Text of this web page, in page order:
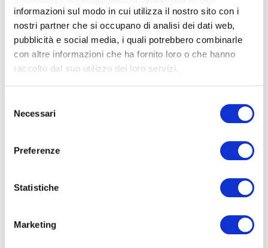
informazioni sul modo in cui utilizza il nostro sito con i
nostri partner che si occupano di analisi dei dati web,
pubblicità e social media, i quali potrebbero combinarle
con altre informazioni che ha fornito loro o che hanno
raccolto dal suo utilizzo dei loro servizi.
delNecessari
Preferenze
Statistiche
Marketing
Eventi e Fiere